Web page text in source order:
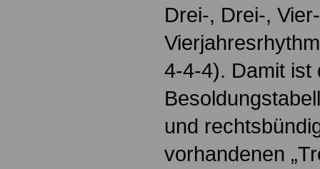
Drei-, Drei-,
4-4-4). Damit ist
und
vorhandenen